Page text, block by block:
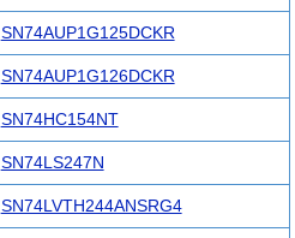
SN74AUP1G125DCKR
SN74AUP1G126DCKR
SN74HC154NT
SN74LS247N
SN74LVTH244ANSRG4